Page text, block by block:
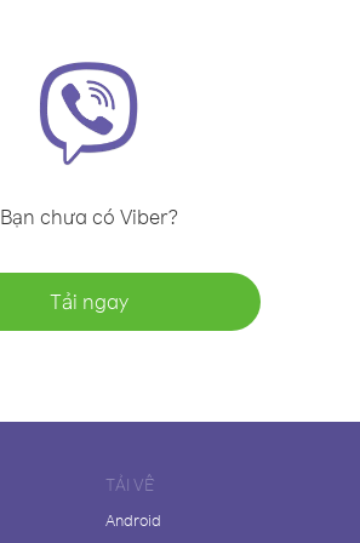
Bạn chưa có Viber?
Tải ngay
TẢI VỀ
Android